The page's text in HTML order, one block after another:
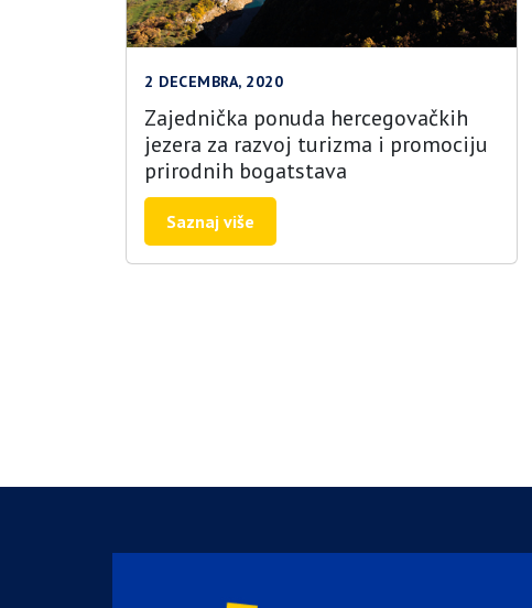
2 DECEMBRA, 2020
Zajednička ponuda hercegovačkih
jezera za razvoj turizma i promociju
prirodnih bogatstava
Saznaj više